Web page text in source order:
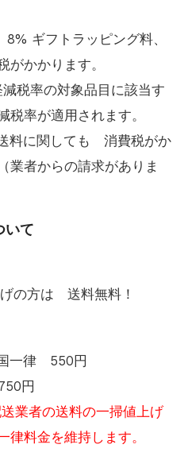
ギフトラッピング料、
がかかります。
税率の対象品目に該当す
税率が適用されます。
料に関しても 消費税がか
業者からの請求がありま
いて
の方は 送料無料！
一律 550円
円
業者の送料の一掃値上げ
料金を維持します。